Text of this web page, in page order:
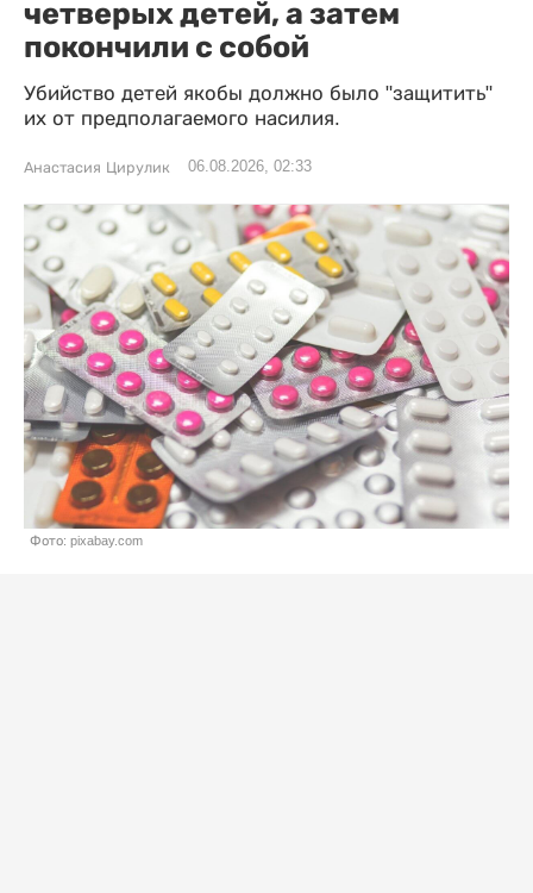
четверых детей, а затем
покончили с собой
Убийство детей якобы должно было "защитить"
их от предполагаемого насилия.
Анастасия Цирулик 06.08.2026, 02:33
Фото: pixabay.com